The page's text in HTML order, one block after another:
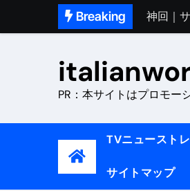
Breaking
初めて
イタリ
「イタ
イタリ
ラビッ
PR：本サイトはプロモー
TVニュースト
サイトマップ